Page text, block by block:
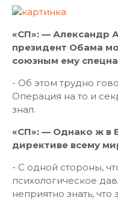
«СП»: — Александр
президент Обама
союзным ему
- Об этом трудно
Операция на то и
знал.
«СП»: — Однако ж в
директиве всему
- С одной стороны,
психологическое
неприятно знать, что